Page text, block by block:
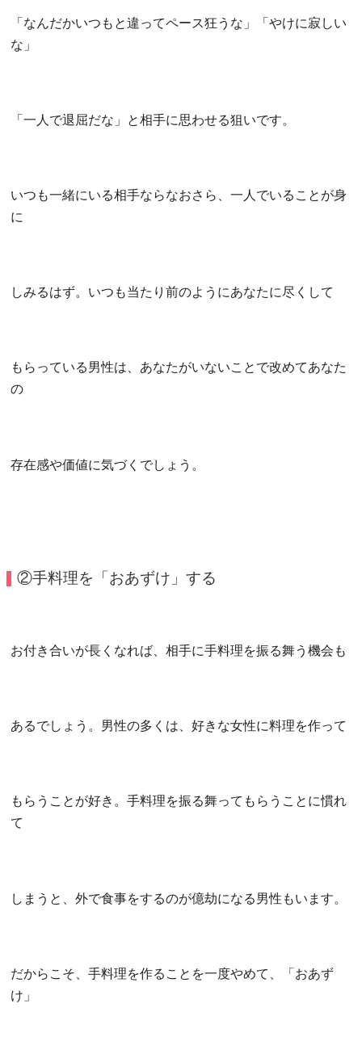
「なんだかいつもと違ってペース狂うな」「やけに寂しい
な」
「一人で退屈だな」と相手に思わせる狙いです。
いつも一緒にいる相手ならなおさら、一人でいることが身
に
しみるはず。いつも当たり前のようにあなたに尽くして
もらっている男性は、あなたがいないことで改めてあなた
の
存在感や価値に気づくでしょう。
②手料理を「おあずけ」する
お付き合いが長くなれば、相手に手料理を振る舞う機会も
あるでしょう。男性の多くは、好きな女性に料理を作って
もらうことが好き。手料理を振る舞ってもらうことに慣れ
て
しまうと、外で食事をするのが億劫になる男性もいます。
だからこそ、手料理を作ることを一度やめて、「おあず
け」